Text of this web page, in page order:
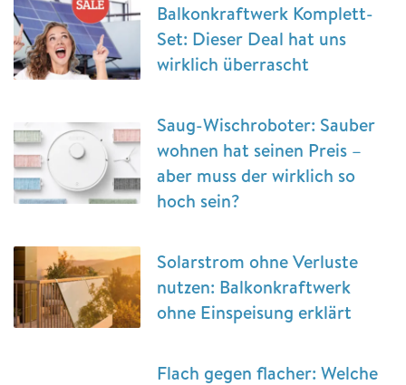
Balkonkraftwerk Komplett-
Set: Dieser Deal hat uns
wirklich überrascht
Saug-Wischroboter: Sauber
wohnen hat seinen Preis –
aber muss der wirklich so
hoch sein?
Solarstrom ohne Verluste
nutzen: Balkonkraftwerk
ohne Einspeisung erklärt
Flach gegen flacher: Welche